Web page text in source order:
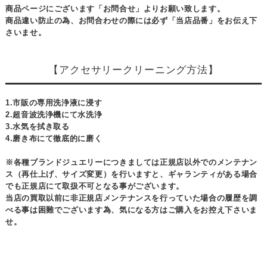
商品ページにございます「お問合せ」よりお願い致します。
商品違い防止の為、お問合わせの際には必ず「当店品番」をお伝え下
さいませ。
【アクセサリークリーニング方法】
1.市販の専用洗浄液に浸す
2.超音波洗浄機にて水洗浄
3.水気を拭き取る
4.磨き布にて徹底的に磨く
※各種ブランドジュエリーにつきましては正規店以外でのメンテナン
ス（再仕上げ、サイズ変更）を行いますと、ギャランティがある場合
でも正規店にて取扱不可となる事がございます。
当店の買取以前に非正規店メンテナンスを行っていた場合の履歴を調
べる事は困難でございます為、気になる方はご購入をお控え下さいま
せ。